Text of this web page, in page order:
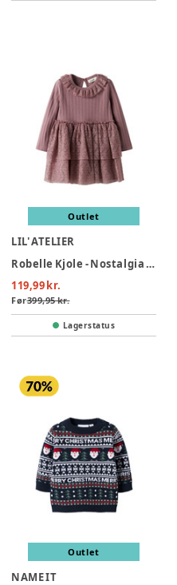
Outlet
LIL' ATELIER
Robelle Kjole - Nostalgia Rose
119,99 kr.
Før399,95 kr.
Lagerstatus
Outlet
NAME IT